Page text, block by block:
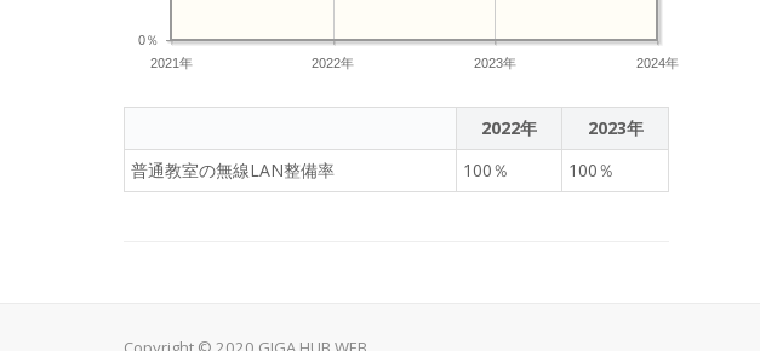
2021年 2022年 2023年 2024年
0％
2022年
2023年
普通教室の無線LAN整備率
100％ 100％